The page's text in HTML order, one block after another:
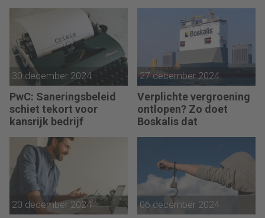
30 december 2024
PwC: Saneringsbeleid
schiet tekort voor
kansrijk bedrijf
27 december 2024
Verplichte vergroening
ontlopen? Zo doet
Boskalis dat
20 december 2024 06 december 2024